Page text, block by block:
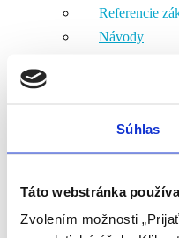
Súhlas
Táto webstránka
Zvolením možnosti
Referencie
Návody